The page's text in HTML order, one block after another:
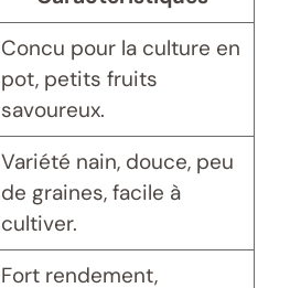
Concu pour la culture en
pot, petits fruits
savoureux.
Variété nain, douce, peu
de graines, facile à
cultiver.
Fort rendement,